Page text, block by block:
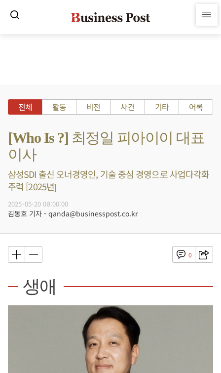
전체 활동 비전 사건 기타 어록
[Who Is ?] 최정일 피아이이 대표
이사
삼성SDI 출신 오너경영인, 기술 중심 경영으로 사업다각화
주력 [2025년]
2025-05-20 08:00:00
김동호 기자 - qanda@businesspost.co.kr
0
생애